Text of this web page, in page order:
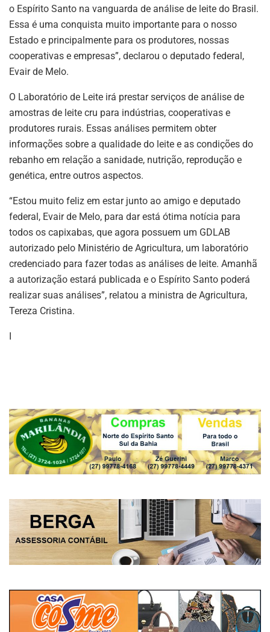
o Espírito Santo na vanguarda de análise de leite do Brasil.
Essa é uma conquista muito importante para o nosso
Estado e principalmente para os produtores, nossas
cooperativas e empresas”, declarou o deputado federal,
Evair de Melo.
O Laboratório de Leite irá prestar serviços de análise de
amostras de leite cru para indústrias, cooperativas e
produtores rurais. Essas análises permitem obter
informações sobre a qualidade do leite e as condições do
rebanho em relação a sanidade, nutrição, reprodução e
genética, entre outros aspectos.
“Estou muito feliz em estar junto ao amigo e deputado
federal, Evair de Melo, para dar está ótima notícia para
todos os capixabas, que agora possuem um GDLAB
autorizado pelo Ministério de Agricultura, um laboratório
credenciado para fazer todas as análises de leite. Amanhã
a autorização estará publicada e o Espírito Santo poderá
realizar suas análises”, relatou a ministra de Agricultura,
Tereza Cristina.
I